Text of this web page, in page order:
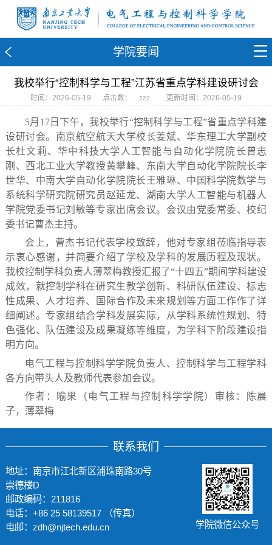
学院要闻
我校举行“控制科学与工程”江苏省重点学科建设研讨会
时间：2026-05-19 点击数： 222 更新时间：2026-05-19
5月17日下午，我校举行“控制科学与工程”省重点学科建
设研讨会。南京航空航天大学校长姜斌、华东理工大学副校
长杜文莉、华中科技大学人工智能与自动化学院院长曾志
刚、西北工业大学教授黄攀峰、东南大学自动化学院院长李
世华、中南大学自动化学院院长王雅琳、中国科学院数学与
系统科学研究院研究员赵延龙、湖南大学人工智能与机器人
学院党委书记刘敏等专家出席会议。会议由党委常委、校纪
委书记曹杰主持。
会上，曹杰书记代表学校致辞，他对专家组莅临指导表
示衷心感谢，并简要介绍了学校及学科的发展历程及现状。
我校控制学科负责人薄翠梅教授汇报了“十四五”期间学科建设
成效，就控制学科在研究生教学创新、科研队伍建设、标志
性成果、人才培养、国际合作及未来规划等方面工作作了详
细阐述。专家组结合学科发展实际，从学科系统性规划、特
色强化、队伍建设及成果凝练等维度，为学科下阶段建设指
明方向。
电气工程与控制科学学院负责人、控制科学与工程学科
各方向带头人及教师代表参加会议。
作者：喻果（电气工程与控制科学学院） 审核：陈晨
子，薄翠梅
联系我们
地址：南京市江北新区浦珠南路30号
崇德楼D
邮政编码：211816
电话：+86 25 58139517 （传真）
电邮：zdh@njtech.edu.cn
学院微信公众号